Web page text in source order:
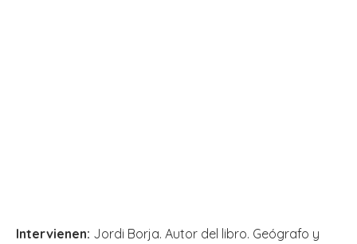
Intervienen: Jordi Borja. Autor del libro. Geógrafo y